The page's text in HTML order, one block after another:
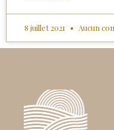
8 juillet 2021 Aucun